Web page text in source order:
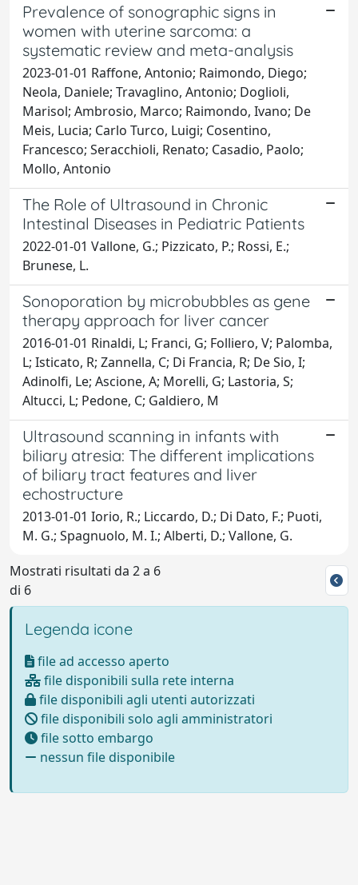
Prevalence of sonographic signs in
women with uterine sarcoma: a
systematic review and meta-analysis
2023-01-01 Raffone, Antonio; Raimondo, Diego;
Neola, Daniele; Travaglino, Antonio; Doglioli,
Marisol; Ambrosio, Marco; Raimondo, Ivano; De
Meis, Lucia; Carlo Turco, Luigi; Cosentino,
Francesco; Seracchioli, Renato; Casadio, Paolo;
Mollo, Antonio
The Role of Ultrasound in Chronic
Intestinal Diseases in Pediatric Patients
2022-01-01 Vallone, G.; Pizzicato, P.; Rossi, E.;
Brunese, L.
Sonoporation by microbubbles as gene
therapy approach for liver cancer
2016-01-01 Rinaldi, L; Franci, G; Folliero, V; Palomba,
L; Isticato, R; Zannella, C; Di Francia, R; De Sio, I;
Adinolfi, Le; Ascione, A; Morelli, G; Lastoria, S;
Altucci, L; Pedone, C; Galdiero, M
Ultrasound scanning in infants with
biliary atresia: The different implications
of biliary tract features and liver
echostructure
2013-01-01 Iorio, R.; Liccardo, D.; Di Dato, F.; Puoti,
M. G.; Spagnuolo, M. I.; Alberti, D.; Vallone, G.
Mostrati risultati da 2 a 6
di 6
Legenda icone
file ad accesso aperto
file disponibili sulla rete interna
file disponibili agli utenti autorizzati
file disponibili solo agli amministratori
file sotto embargo
nessun file disponibile